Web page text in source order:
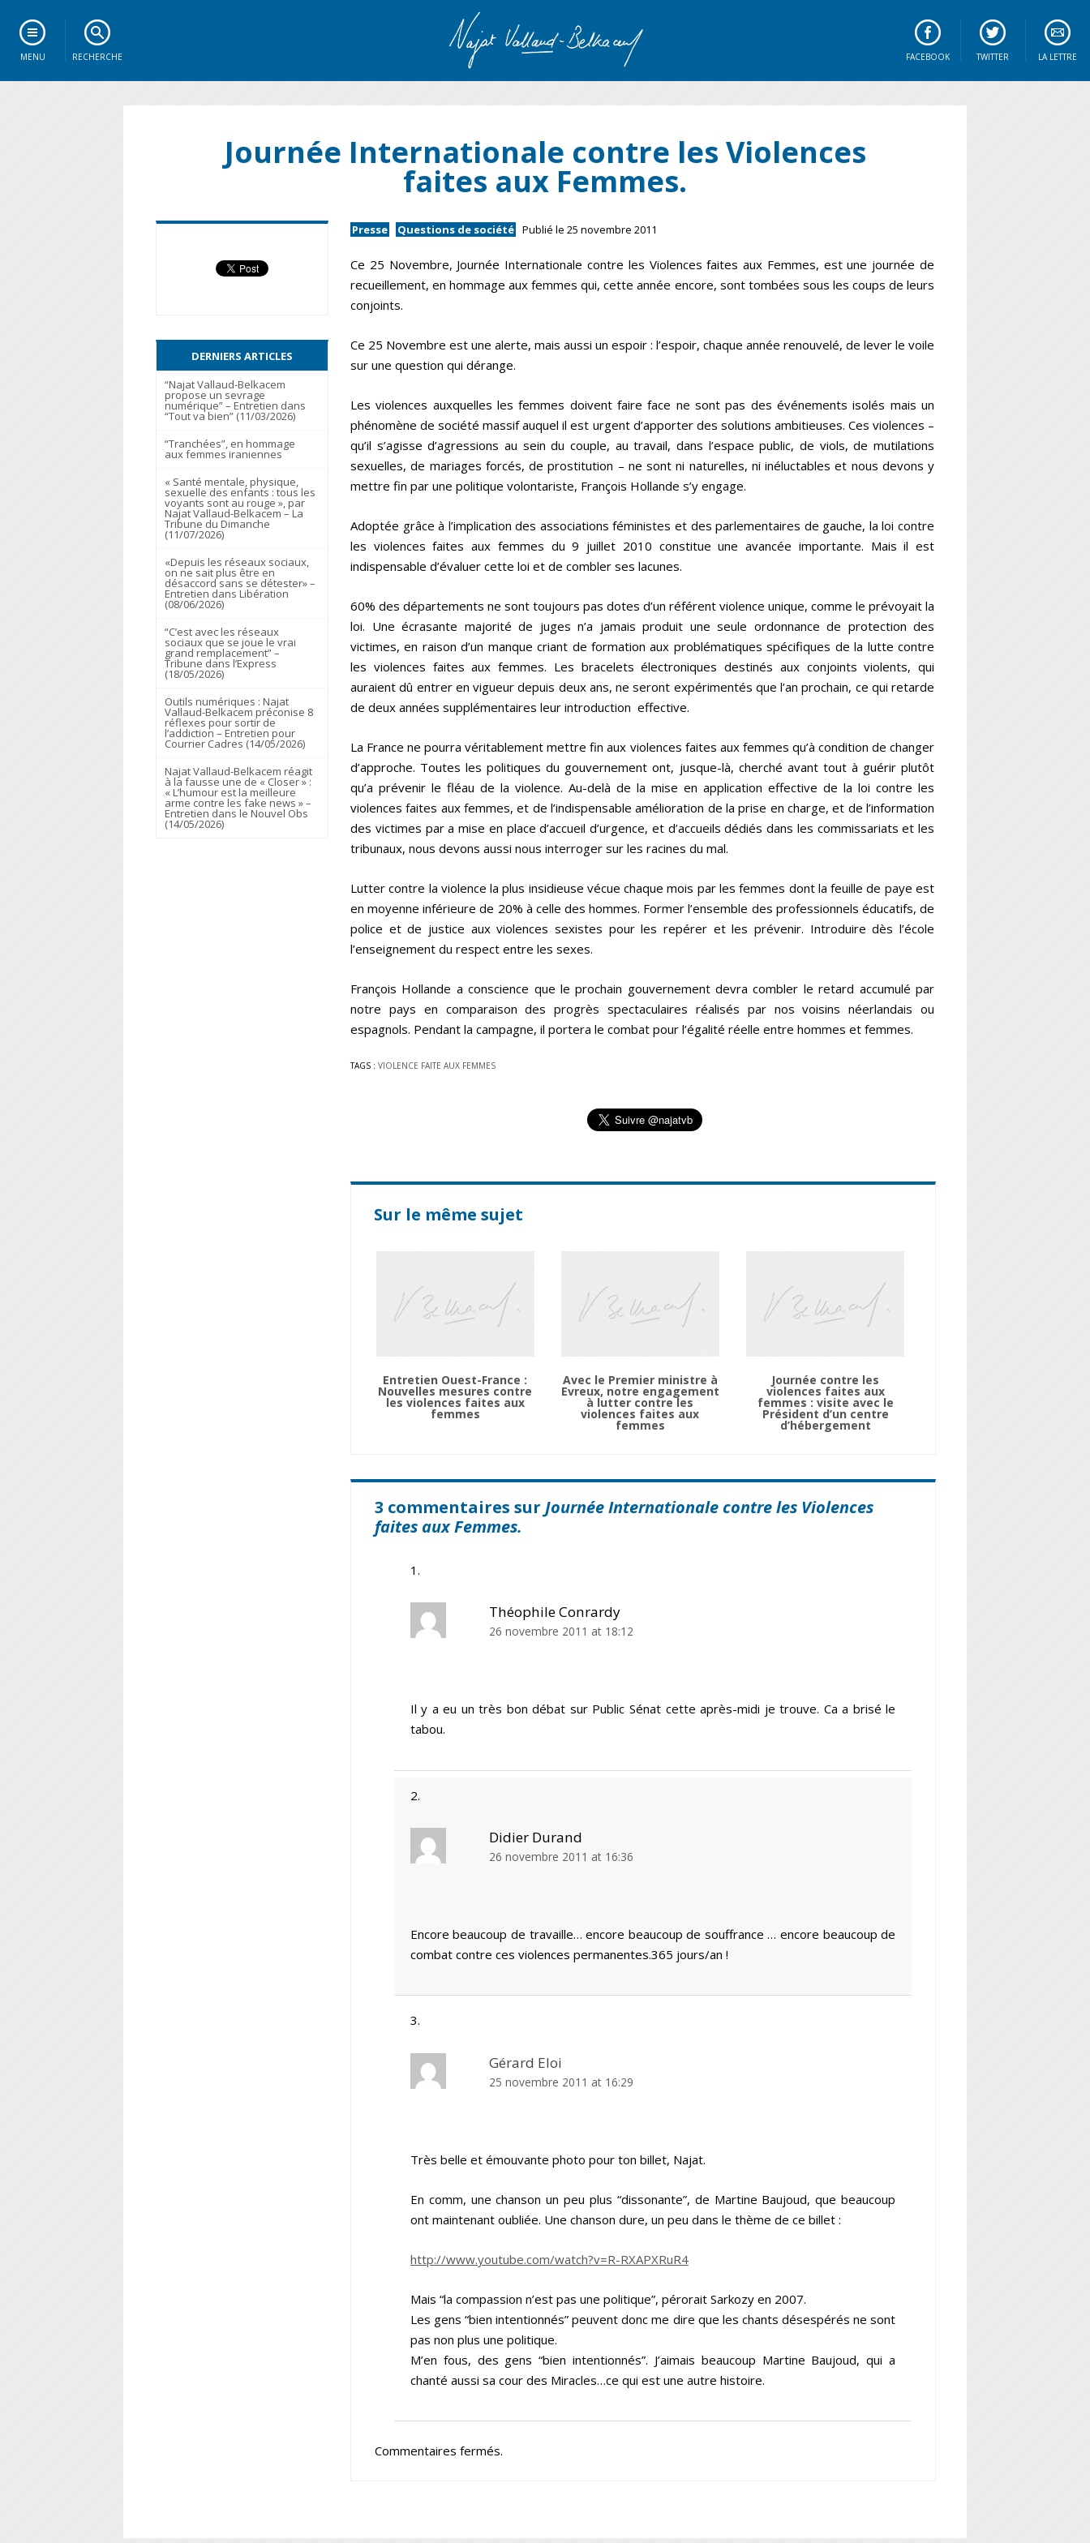
MENU RECHERCHE LA LETTRE
TWITTER
FACEBOOK
Journée Internationale contre les Violences
faites aux Femmes.
Presse Questions de société Publié le 25 novembre 2011
Ce 25 Novembre, Journée Internationale contre les Violences faites aux Femmes, est une journée de
recueillement, en hommage aux femmes qui, cette année encore, sont tombées sous les coups de leurs
conjoints.
Ce 25 Novembre est une alerte, mais aussi un espoir : l’espoir, chaque année renouvelé, de lever le voile
sur une question qui dérange.
Les violences auxquelles les femmes doivent faire face ne sont pas des événements isolés mais un
phénomène de société massif auquel il est urgent d’apporter des solutions ambitieuses. Ces violences –
qu’il s’agisse d’agressions au sein du couple, au travail, dans l’espace public, de viols, de mutilations
sexuelles, de mariages forcés, de prostitution – ne sont ni naturelles, ni inéluctables et nous devons y
mettre fin par une politique volontariste, François Hollande s’y engage.
Adoptée grâce à l’implication des associations féministes et des parlementaires de gauche, la loi contre
les violences faites aux femmes du 9 juillet 2010 constitue une avancée importante. Mais il est
indispensable d’évaluer cette loi et de combler ses lacunes.
60% des départements ne sont toujours pas dotes d’un référent violence unique, comme le prévoyait la
loi. Une écrasante majorité de juges n’a jamais produit une seule ordonnance de protection des
victimes, en raison d’un manque criant de formation aux problématiques spécifiques de la lutte contre
les violences faites aux femmes. Les bracelets électroniques destinés aux conjoints violents, qui
auraient dû entrer en vigueur depuis deux ans, ne seront expérimentés que l’an prochain, ce qui retarde
de deux années supplémentaires leur introduction effective.
La France ne pourra véritablement mettre fin aux violences faites aux femmes qu’à condition de changer
d’approche. Toutes les politiques du gouvernement ont, jusque-là, cherché avant tout à guérir plutôt
qu’a prévenir le fléau de la violence. Au-delà de la mise en application effective de la loi contre les
violences faites aux femmes, et de l’indispensable amélioration de la prise en charge, et de l’information
des victimes par a mise en place d’accueil d’urgence, et d’accueils dédiés dans les commissariats et les
tribunaux, nous devons aussi nous interroger sur les racines du mal.
Lutter contre la violence la plus insidieuse vécue chaque mois par les femmes dont la feuille de paye est
en moyenne inférieure de 20% à celle des hommes. Former l’ensemble des professionnels éducatifs, de
police et de justice aux violences sexistes pour les repérer et les prévenir. Introduire dès l’école
l’enseignement du respect entre les sexes.
François Hollande a conscience que le prochain gouvernement devra combler le retard accumulé par
notre pays en comparaison des progrès spectaculaires réalisés par nos voisins néerlandais ou
espagnols. Pendant la campagne, il portera le combat pour l’égalité réelle entre hommes et femmes.
TAGS : VIOLENCE FAITE AUX FEMMES
Sur le même sujet
Entretien Ouest-France :
Nouvelles mesures contre
les violences faites aux
femmes
Avec le Premier ministre à
Evreux, notre engagement
à lutter contre les
violences faites aux
femmes
Journée contre les
violences faites aux
femmes : visite avec le
Président d’un centre
d’hébergement
3 commentaires sur Journée Internationale contre les Violences
faites aux Femmes.
Théophile Conrardy
26 novembre 2011 at 18:12
Il y a eu un très bon débat sur Public Sénat cette après-midi je trouve. Ca a brisé le
tabou.
Didier Durand
26 novembre 2011 at 16:36
Encore beaucoup de travaille… encore beaucoup de souffrance … encore beaucoup de
combat contre ces violences permanentes.365 jours/an !
Gérard Eloi
25 novembre 2011 at 16:29
Très belle et émouvante photo pour ton billet, Najat.
En comm, une chanson un peu plus “dissonante”, de Martine Baujoud, que beaucoup
ont maintenant oubliée. Une chanson dure, un peu dans le thème de ce billet :
http://www.youtube.com/watch?v=R-RXAPXRuR4
Mais “la compassion n’est pas une politique”, pérorait Sarkozy en 2007.
Les gens “bien intentionnés” peuvent donc me dire que les chants désespérés ne sont
pas non plus une politique.
M’en fous, des gens “bien intentionnés”. J’aimais beaucoup Martine Baujoud, qui a
chanté aussi sa cour des Miracles…ce qui est une autre histoire.
Commentaires fermés.
DERNIERS ARTICLES
“Najat Vallaud-Belkacem
propose un sevrage
numérique” – Entretien dans
“Tout va bien” (11/03/2026)
“Tranchées”, en hommage
aux femmes iraniennes
« Santé mentale, physique,
sexuelle des enfants : tous les
voyants sont au rouge », par
Najat Vallaud-Belkacem – La
Tribune du Dimanche
(11/07/2026)
«Depuis les réseaux sociaux,
on ne sait plus être en
désaccord sans se détester» –
Entretien dans Libération
(08/06/2026)
“C’est avec les réseaux
sociaux que se joue le vrai
grand remplacement” –
Tribune dans l’Express
(18/05/2026)
Outils numériques : Najat
Vallaud-Belkacem préconise 8
réflexes pour sortir de
l’addiction – Entretien pour
Courrier Cadres (14/05/2026)
Najat Vallaud-Belkacem réagit
à la fausse une de « Closer » :
« L’humour est la meilleure
arme contre les fake news » –
Entretien dans le Nouvel Obs
(14/05/2026)